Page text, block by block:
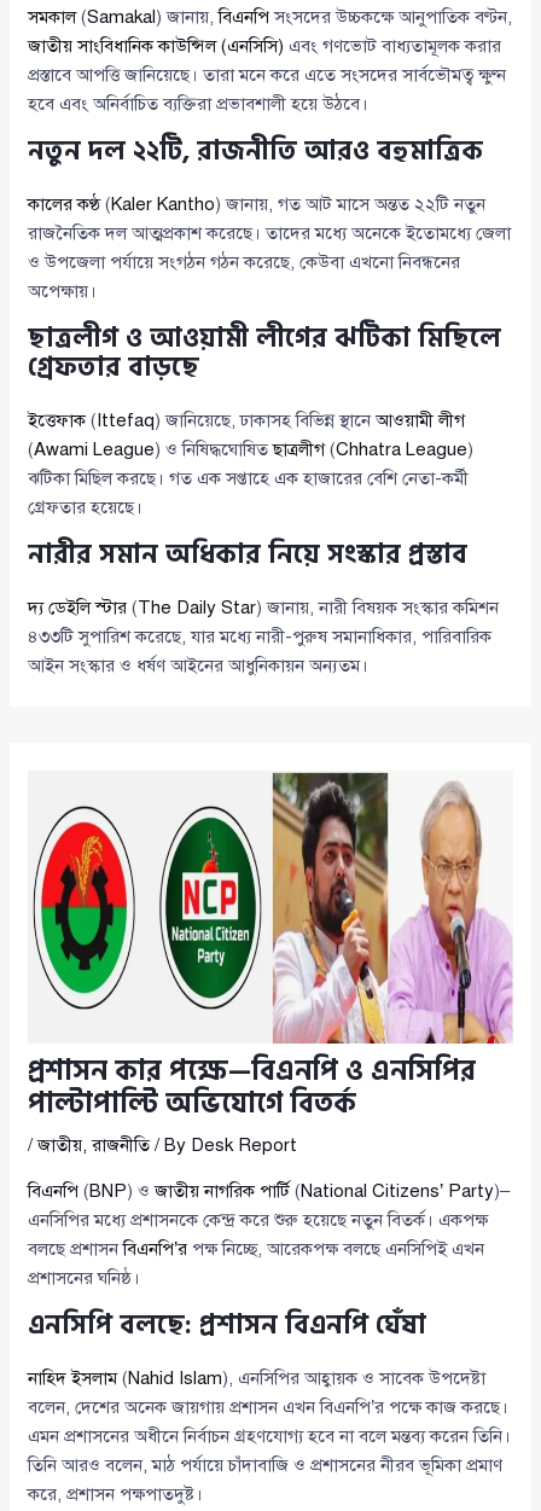
সমকাল(Samakal) জানায়,বিএনপিসংসদের উচ্চকক্ষে আনুপাতিক বণ্টন,
জাতীয় সাংবিধানিক কাউন্সিল (এনসিসি) এবং গণভোট বাধ্যতামূলক করার
প্রস্তাবে আপত্তি জানিয়েছে। তারা মনে করে এতে সংসদের সার্বভৌমত্ব ক্ষুণ্ন
হবে এবং অনির্বাচিত ব্যক্তিরা প্রভাবশালী হয়ে উঠবে।
নতুন দল ২২টি, রাজনীতি আরও বহুমাত্রিক
কালের কণ্ঠ(Kaler Kantho) জানায়, গত আট মাসে অন্তত ২২টি নতুন
রাজনৈতিক দল আত্মপ্রকাশ করেছে। তাদের মধ্যে অনেকে ইতোমধ্যে জেলা
ও উপজেলা পর্যায়ে সংগঠন গঠন করেছে, কেউবা এখনো নিবন্ধনের
অপেক্ষায়।
ছাত্রলীগ ও আওয়ামী লীগের ঝটিকা মিছিলে
গ্রেফতার বাড়ছে
ইত্তেফাক(Ittefaq) জানিয়েছে, ঢাকাসহ বিভিন্ন স্থানেআওয়ামী লীগ
(Awami League) ও নিষিদ্ধঘোষিতছাত্রলীগ(Chhatra League)
ঝটিকা মিছিল করছে। গত এক সপ্তাহে এক হাজারের বেশি নেতা-কর্মী
গ্রেফতার হয়েছে।
নারীর সমান অধিকার নিয়ে সংস্কার প্রস্তাব
দ্য ডেইলি স্টার (The Daily Star) জানায়, নারী বিষয়ক সংস্কার কমিশন
৪৩৩টি সুপারিশ করেছে, যার মধ্যে নারী-পুরুষ সমানাধিকার, পারিবারিক
আইন সংস্কার ও ধর্ষণ আইনের আধুনিকায়ন অন্যতম।
প্রশাসন কার পক্ষে—বিএনপি ও এনসিপির
পাল্টাপাল্টি অভিযোগে বিতর্ক
/জাতীয়,রাজনীতি/ By Desk Report
বিএনপি (BNP) ওজাতীয় নাগরিক পার্টি (National Citizens’ Party)–
এনসিপির মধ্যে প্রশাসনকে কেন্দ্র করে শুরু হয়েছে নতুন বিতর্ক। একপক্ষ
বলছে প্রশাসনবিএনপি’র পক্ষ নিচ্ছে, আরেকপক্ষ বলছে এনসিপিই এখন
প্রশাসনের ঘনিষ্ঠ।
এনসিপি বলছে: প্রশাসন বিএনপি ঘেঁষা
নাহিদ ইসলাম(Nahid Islam), এনসিপির আহ্বায়ক ও সাবেক উপদেষ্টা
বলেন, দেশের অনেক জায়গায় প্রশাসন এখন বিএনপি’র পক্ষে কাজ করছে।
এমন প্রশাসনের অধীনে নির্বাচন গ্রহণযোগ্য হবে না বলে মন্তব্য করেন তিনি।
তিনি আরও বলেন, মাঠ পর্যায়ে চাঁদাবাজি ও প্রশাসনের নীরব ভূমিকা প্রমাণ
করে, প্রশাসন পক্ষপাতদুষ্ট।